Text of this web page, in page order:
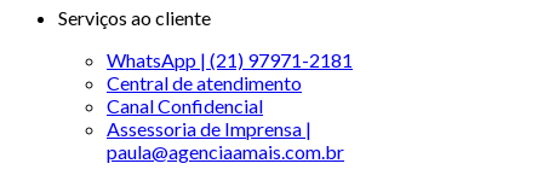
Serviços ao cliente
WhatsApp | (21) 97971-2181
Central de atendimento
Canal Confidencial
Assessoria de Imprensa |
paula@agenciaamais.com.br